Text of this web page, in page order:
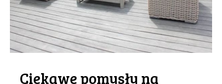
Ciekawe pomysły na